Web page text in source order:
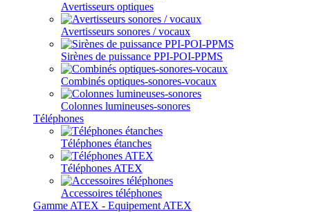
Avertisseurs optiques
Avertisseurs sonores / vocaux
Sirènes de puissance PPI-POI-PPMS
Combinés optiques-sonores-vocaux
Colonnes lumineuses-sonores
Téléphones
Téléphones étanches
Téléphones ATEX
Accessoires téléphones
Gamme ATEX - Equipement ATEX